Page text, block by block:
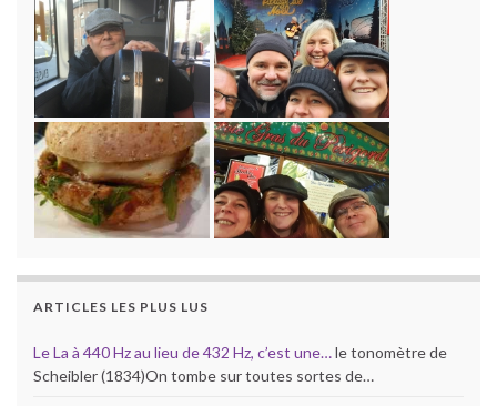
ARTICLES LES PLUS LUS
Le La à 440 Hz au lieu de 432 Hz, c’est une…le tonomètre de
Scheibler (1834)On tombe sur toutes sortes de…